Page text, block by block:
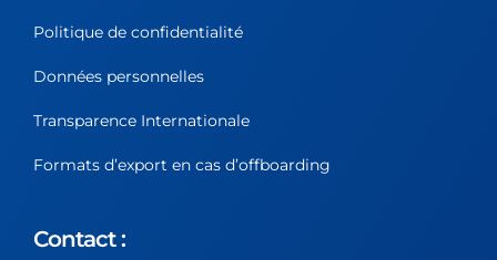
Politique de confidentialité
Données personnelles
Transparence Internationale
Formats d’export en cas d’offboarding
Contact :